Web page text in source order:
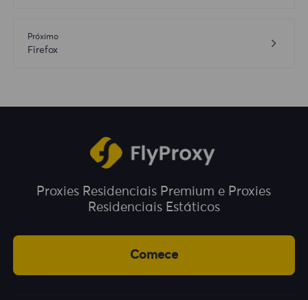
Próximo
Firefox
Proxies Residenciais Premium e Proxies
Residenciais Estáticos
Comece